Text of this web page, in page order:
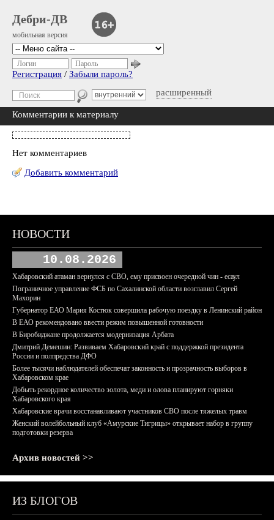
Дебри-ДВ
мобильная версия
расширенный
Логин Пароль
Регистрация / Забыли пароль?
Комментарии к материалу
Нет комментариев
Добавить комментарий
НОВОСТИ
10.08.2026
Хабаровский атаман вернулся с СВО, ему присвоен очередной чин - есаул
Пограничное управление ФСБ по Сахалинской области возглавил Сергей
Махорин
Губернатор ЕАО Мария Костюк совершила рабочую поездку в Ленинский район
В ЕАО рекомендовано ввести режим повышенной готовности
В Биробиджане продолжается модернизация Арбата
Дмитрий Демешин: Развиваем Хабаровский край с поддержкой президента
России и полпредства ДФО
Более тысячи наблюдателей обеспечат законность и прозрачность выборов в
Хабаровском крае
Добыть рекордное количество золота, меди и олова планируют горняки
Хабаровского края
Хабаровские врачи восстанавливают участников СВО после тяжелых травм
Женский волейбольный клуб «Амурские Тигрицы» открывает набор в группу
подготовки резерва
Архив новостей >>
ИЗ БЛОГОВ